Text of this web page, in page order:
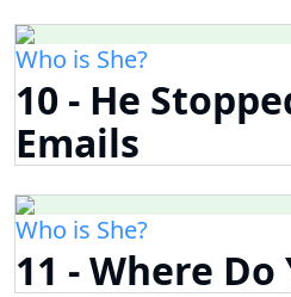
Who is She?
10 - He
Emails
Who is She?
11 - Where Do